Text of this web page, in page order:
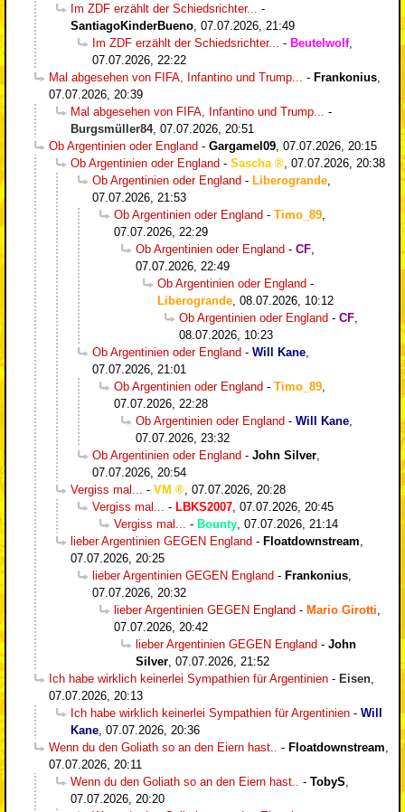
Im ZDF erzählt der Schiedsrichter...
-
SantiagoKinderBueno 07.07.2026, 21:49
Im ZDF erzählt der Schiedsrichter...
- Beutelwolf,
07.07.2026, 22:22
Mal abgesehen von FIFA, Infantino und Trump...
- Frankonius
07.07.2026, 20:39
Mal abgesehen von FIFA, Infantino und Trump...
-
Burgsmüller84, 07.07.2026, 20:51
Ob Argentinien oder England - Gargamel09 07.07.2026, 20:15
Ob Argentinien oder England - Sascha
07.07.2026, 20:38
Ob Argentinien oder England - Liberogrande
07.07.2026, 21:53
Ob Argentinien oder England - Timo_89
07.07.2026, 22:29
Ob Argentinien oder England - CF
07.07.2026, 22:49
Ob Argentinien oder England -
Liberogrande 08.07.2026, 10:12
Ob Argentinien oder England - CF
08.07.2026, 10:23
Ob Argentinien oder England - Will Kane
07.07.2026, 21:01
Ob Argentinien oder England - Timo_89
07.07.2026, 22:28
Ob Argentinien oder England - Will Kane
07.07.2026, 23:32
Ob Argentinien oder England - John Silver
07.07.2026, 20:54
Vergiss mal...
- VM
07.07.2026, 20:28
Vergiss mal...
- LBKS2007 07.07.2026, 20:45
Vergiss mal...
- Bounty 07.07.2026, 21:14
lieber Argentinien GEGEN England - Floatdownstream
07.07.2026, 20:25
lieber Argentinien GEGEN England - Frankonius
07.07.2026, 20:32
lieber Argentinien GEGEN England - Mario Girotti
07.07.2026, 20:42
lieber Argentinien GEGEN England - John
Silver 07.07.2026, 21:52
Ich habe wirklich keinerlei Sympathien für Argentinien - Eisen
07.07.2026, 20:13
Ich habe wirklich keinerlei Sympathien für Argentinien - Will
Kane 07.07.2026, 20:36
Wenn du den Goliath so an den Eiern hast..
- Floatdownstream
07.07.2026, 20:11
Wenn du den Goliath so an den Eiern hast..
- TobyS
07.07.2026, 20:20